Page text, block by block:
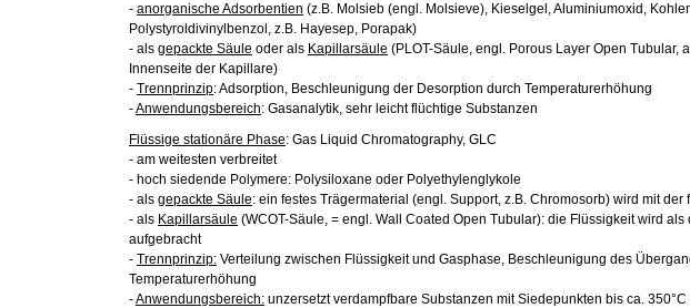
- anorganische Adsorbentien (z.B. Molsieb (engl. Molsieve), Kieselgel, Aluminiumoxid,
Polystyroldivinylbenzol, z.B. Hayesep, Porapak)
- als gepackte Säule oder als Kapillarsäule (PLOT-Säule, engl. Porous Layer Open Tubular,
Innenseite der Kapillare)
- Trennprinzip: Adsorption, Beschleunigung der Desorption durch Temperaturerhöhung
-Anwendungsbereich: Gasanalytik, sehr leicht flüchtige Substanzen
Flüssige stationäre Phase: Gas Liquid Chromatography, GLC
- am weitesten verbreitet
- hoch siedende Polymere: Polysiloxane oder Polyethylenglykole
- als gepackte Säule: ein festes Trägermaterial (engl. Support, z.B. Chromosorb) wird mit
- als Kapillarsäule (WCOT-Säule, = engl. Wall Coated Open Tubular): die Flüssigkeit wird
aufgebracht
- Trennprinzip: Verteilung zwischen Flüssigkeit und Gasphase, Beschleunigung des
Temperaturerhöhung
-Anwendungsbereich: unzersetzt verdampfbare Substanzen mit Siedepunkten bis ca.